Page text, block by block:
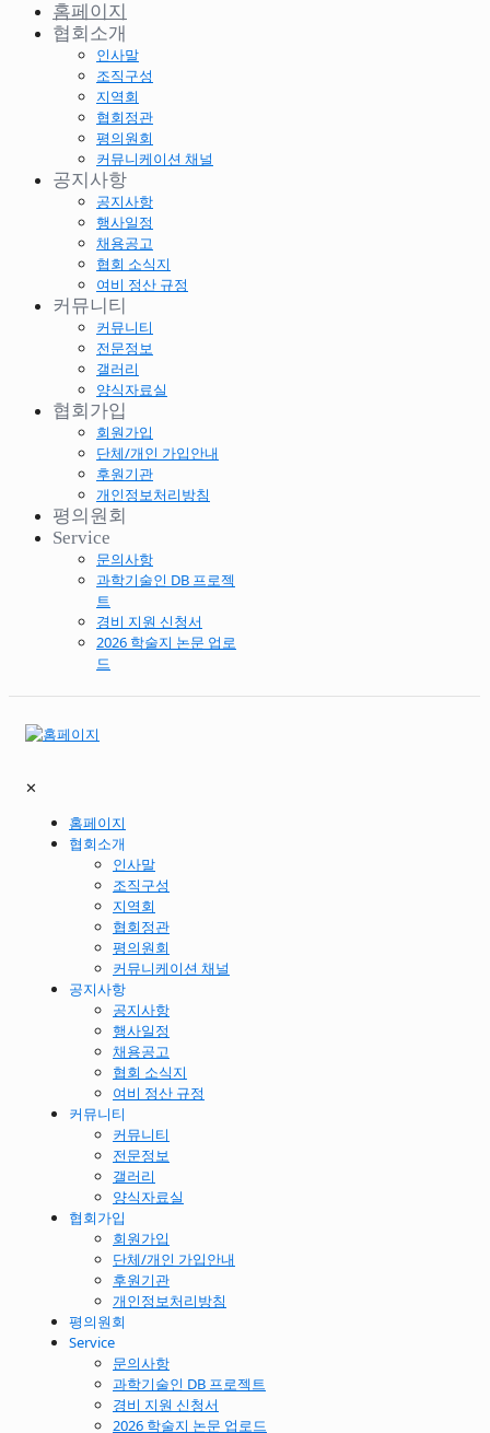
홈페이지
협회소개
인사말
조직구성
지역회
협회정관
평의원회
커뮤니케이션 채널
공지사항
공지사항
행사일정
채용공고
협회 소식지
여비 정산 규정
커뮤니티
커뮤니티
전문정보
갤러리
양식자료실
협회가입
회원가입
단체/개인 가입안내
후원기관
개인정보처리방침
평의원회
Service
문의사항
과학기술인 DB 프로젝
트
경비 지원 신청서
2026 학술지 논문 업로
드
✕
홈페이지
협회소개
인사말
조직구성
지역회
협회정관
평의원회
커뮤니케이션 채널
공지사항
공지사항
행사일정
채용공고
협회 소식지
여비 정산 규정
커뮤니티
커뮤니티
전문정보
갤러리
양식자료실
협회가입
회원가입
단체/개인 가입안내
후원기관
개인정보처리방침
평의원회
Service
문의사항
과학기술인 DB 프로젝트
경비 지원 신청서
2026 학술지 논문 업로드